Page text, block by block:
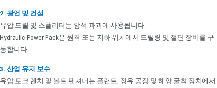
2. 광업 및 건설
유압 드릴 및 스플리터는 암석 파괴에 사용됩니다.
Hydraulic Power Pack은 원격 또는 지하 위치에서 드릴링 및 절단 장비를 구
동합니다.
3. 산업 유지 보수
유압 토크 렌치 및 볼트 텐셔너는 플랜트, 정유 공장 및 해양 굴착 장치에서